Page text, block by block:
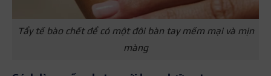
Tẩy tế bào chết để có một đôi bàn tay mềm mại và mịn
màng